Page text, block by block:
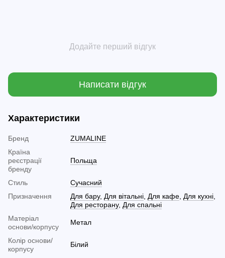
Додайте перший відгук
Написати відгук
Характеристики
Бренд
ZUMALINE
Країна
реєстрації
бренду
Польща
Стиль
Сучасний
Призначення
Для бару, Для вітальні, Для кафе, Для кухні,
Для ресторану, Для спальні
Матеріал
основи/корпусу
Метал
Колір основи/
корпусу
Білий